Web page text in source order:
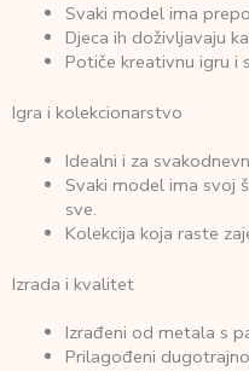
Svaki model ima
Djeca ih doživljavaju
Potiče kreativnu igru i
Igra i kolekcionarstvo
Idealni i za
Svaki model ima svoj
sve.
Kolekcija koja raste
Izrada i kvalitet
Izrađeni od metala s
Prilagođeni